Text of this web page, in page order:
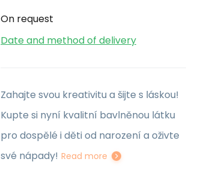
On request
Date and method of delivery
Zahajte svou kreativitu a šijte s láskou!
Kupte si nyní kvalitní bavlněnou látku
pro dospělé i děti od narození a oživte
své nápady! Read more